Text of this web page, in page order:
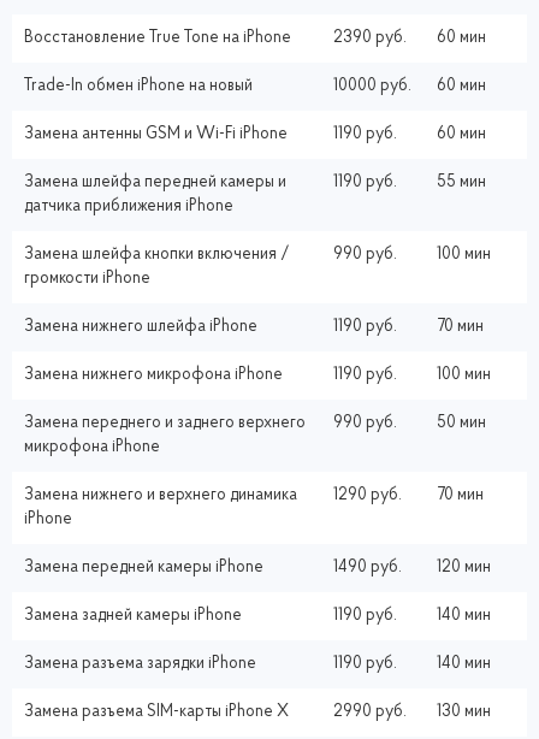
Восстановление True Tone на iPhone 2390 руб. 60 мин
Trade-In обмен iPhone на новый 10000 руб. 60 мин
Замена антенны GSM и Wi-Fi iPhone 1190 руб. 60 мин
Замена шлейфа передней камеры и
датчика приближения iPhone
1190 руб. 55 мин
Замена шлейфа кнопки включения /
громкости iPhone
990 руб. 100 мин
Замена нижнего шлейфа iPhone 1190 руб. 70 мин
Замена нижнего микрофона iPhone 1190 руб. 100 мин
Замена переднего и заднего верхнего
микрофона iPhone
990 руб. 50 мин
Замена нижнего и верхнего динамика
iPhone
1290 руб. 70 мин
Замена передней камеры iPhone 1490 руб. 120 мин
Замена задней камеры iPhone 1190 руб. 140 мин
Замена разъема зарядки iPhone 1190 руб. 140 мин
Замена разъема SIM-карты iPhone X 2990 руб. 130 мин